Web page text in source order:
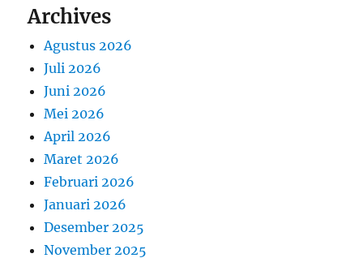
Archives
Agustus 2026
Juli 2026
Juni 2026
Mei 2026
April 2026
Maret 2026
Februari 2026
Januari 2026
Desember 2025
November 2025